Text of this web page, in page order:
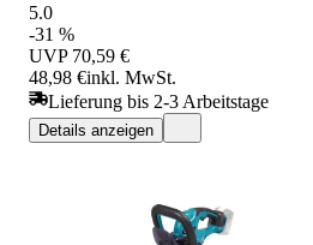
5.0
-31 %
UVP 70,59 €
48,98 €inkl. MwSt.
Lieferung bis 2-3 Arbeitstage
Details anzeigen